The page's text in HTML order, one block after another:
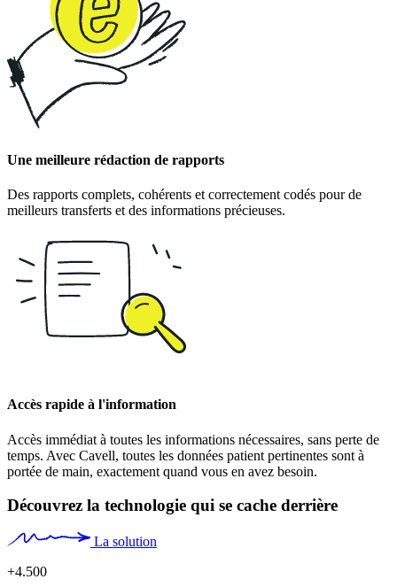
Une meilleure rédaction de rapports
Des rapports complets, cohérents et correctement codés pour de
meilleurs transferts et des informations précieuses.
Accès rapide à l'information
Accès immédiat à toutes les informations nécessaires, sans perte de
temps. Avec Cavell, toutes les données patient pertinentes sont à
portée de main, exactement quand vous en avez besoin.
Découvrez la technologie qui se cache derrière
La solution
+4.500